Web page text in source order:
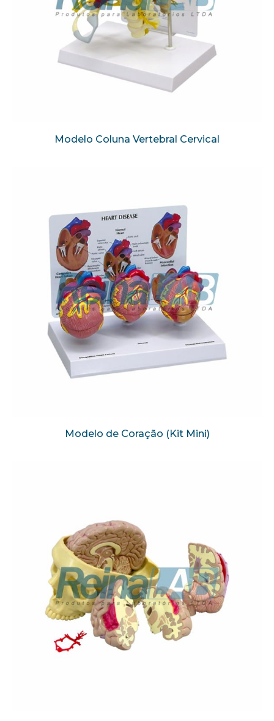
Modelo Coluna Vertebral Cervical
Modelo de Coração (Kit Mini)